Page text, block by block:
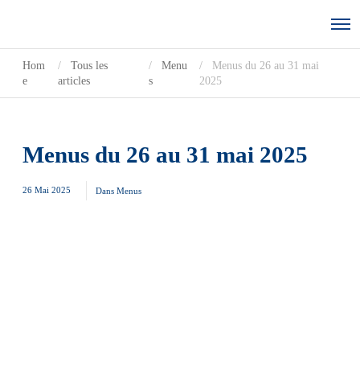
Hom
e
Tous les
articles
Menu
s
Menus du 26 au 31 mai
2025
Menus du 26 au 31 mai 2025
26 Mai 2025 Dans Menus